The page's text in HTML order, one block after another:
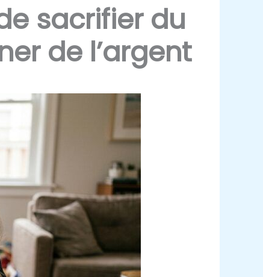
sacrifier du
de l’argent